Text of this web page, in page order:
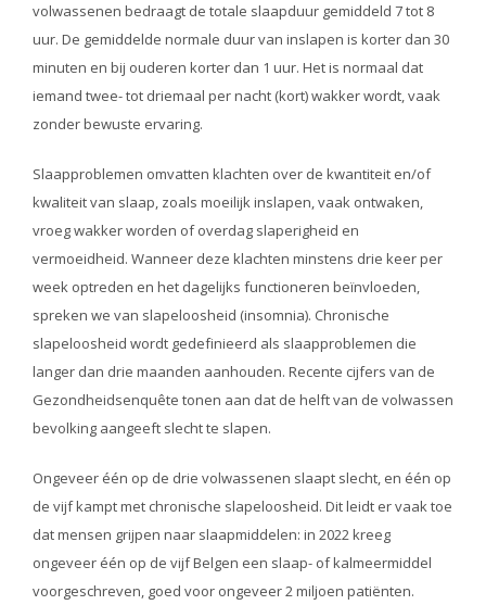
volwassenen bedraagt de totale slaapduur gemiddeld 7 tot 8
uur. De gemiddelde normale duur van inslapen is korter dan 30
minuten en bij ouderen korter dan 1 uur. Het is normaal dat
iemand twee- tot driemaal per nacht (kort) wakker wordt, vaak
zonder bewuste ervaring.
Slaapproblemen omvatten klachten over de kwantiteit en/of
kwaliteit van slaap, zoals moeilijk inslapen, vaak ontwaken,
vroeg wakker worden of overdag slaperigheid en
vermoeidheid. Wanneer deze klachten minstens drie keer per
week optreden en het dagelijks functioneren beïnvloeden,
spreken we van slapeloosheid (insomnia). Chronische
slapeloosheid wordt gedefinieerd als slaapproblemen die
langer dan drie maanden aanhouden. Recente cijfers van de
Gezondheidsenquête tonen aan dat de helft van de volwassen
bevolking aangeeft slecht te slapen.
Ongeveer één op de drie volwassenen slaapt slecht, en één op
de vijf kampt met chronische slapeloosheid. Dit leidt er vaak toe
dat mensen grijpen naar slaapmiddelen: in 2022 kreeg
ongeveer één op de vijf Belgen een slaap- of kalmeermiddel
voorgeschreven, goed voor ongeveer 2 miljoen patiënten.